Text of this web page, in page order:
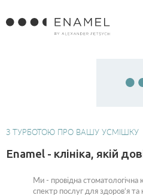
З ТУРБОТОЮ ПРО ВАШУ УСМІШКУ
Enamel - клініка, якій
Ми - провідна стоматологічна
спектр послуг для здоров‘я